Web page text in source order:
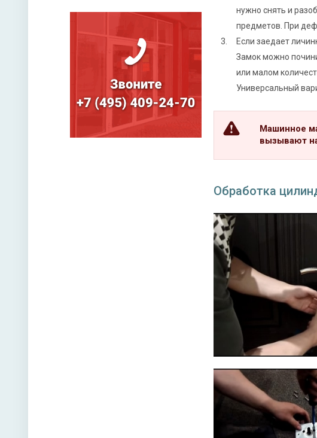
нужно снять и
предметов. При
Если заедает
Замок можно
или малом
Универсальный
Машинное
вызывают
Обработка